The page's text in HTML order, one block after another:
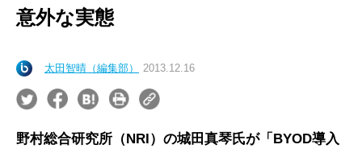
意外な実態
太田智晴（編集部） 2013.12.16
野村総合研究所（NRI）の城田真琴氏が「BYOD導入